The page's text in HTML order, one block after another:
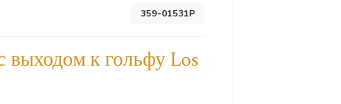
359-01531P
выходом к гольфу Los